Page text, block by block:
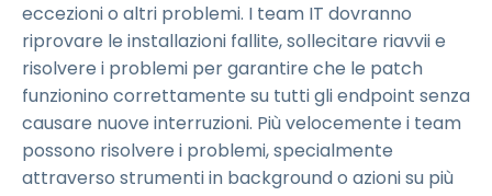
eccezioni o altri problemi. I team IT dovranno
riprovare le installazioni fallite, sollecitare riavvii e
risolvere i problemi per garantire che le patch
funzionino correttamente su tutti gli endpoint senza
causare nuove interruzioni. Più velocemente i team
possono risolvere i problemi, specialmente
attraverso strumenti in background o azioni su più